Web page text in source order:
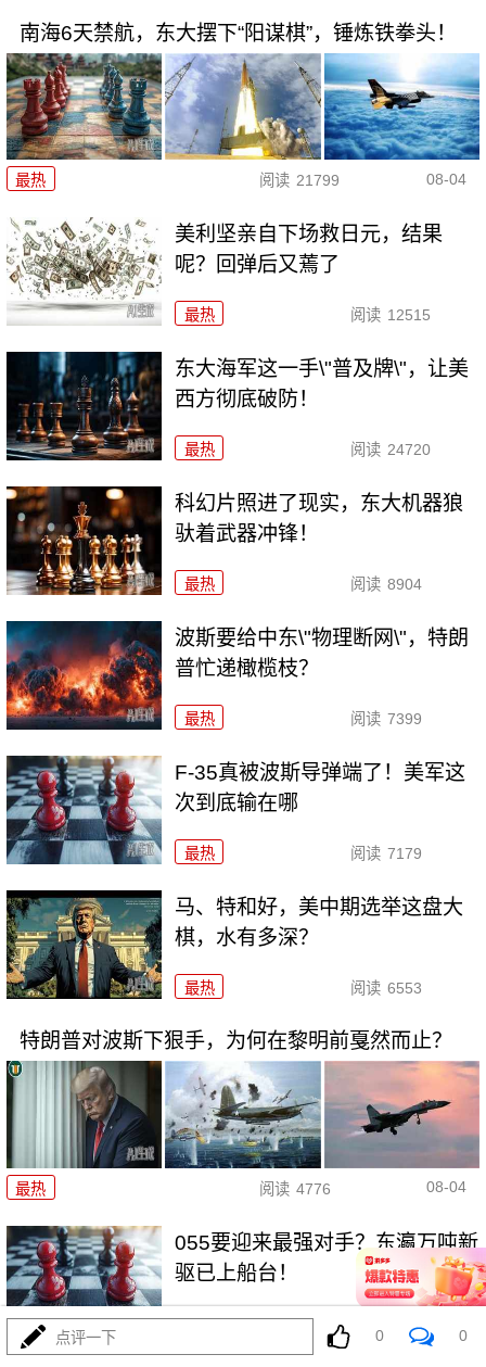
南海6天禁航，东大摆下“阳谋棋”，锤炼铁拳头！
最热 阅读 21799 08-04
美利坚亲自下场救日元，结果
呢？回弹后又蔫了
最热 阅读 12515
东大海军这一手\"普及牌\"，让美
西方彻底破防！
最热 阅读 24720
科幻片照进了现实，东大机器狼
驮着武器冲锋！
最热 阅读 8904
波斯要给中东\"物理断网\"，特朗
普忙递橄榄枝？
最热 阅读 7399
F-35真被波斯导弹端了！美军这
次到底输在哪
最热 阅读 7179
马、特和好，美中期选举这盘大
棋，水有多深？
最热 阅读 6553
特朗普对波斯下狠手，为何在黎明前戛然而止？
最热 阅读 4776 08-04
055要迎来最强对手？东瀛万吨新
驱已上船台！
最热 11381
点评一下 0 0